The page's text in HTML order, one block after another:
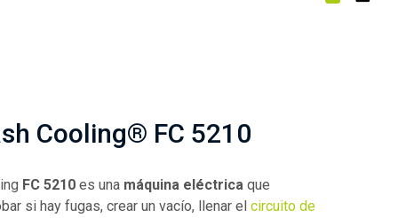
Cooling® FC 5210
FC 5210 es una máquina eléctrica que
si hay fugas, crear un vacío, llenar el circuito de